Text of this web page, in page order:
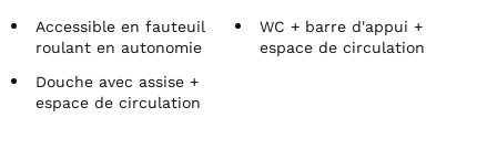
Accessible en fauteuil
roulant en autonomie
WC + barre d'appui +
espace de circulation
Douche avec assise +
espace de circulation